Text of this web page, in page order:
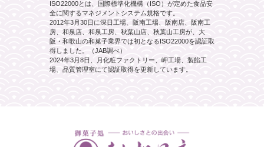
ISO22000とは、国際標準化機構（ISO）が定めた食品安
全に関するマネジメントシステム規格です。
2012年3月30日に深日工場、阪南工場、阪南店、阪南工
房、和泉店、和泉工房、秋葉山店、秋葉山工房が、大
阪・和歌山の和菓子業界では初となるISO22000を認証取
得しました。（JAB調べ）
2024年3月8日、月化粧ファクトリー、岬工場、製餡工
場、品質管理室にて認証取得を更新しています。